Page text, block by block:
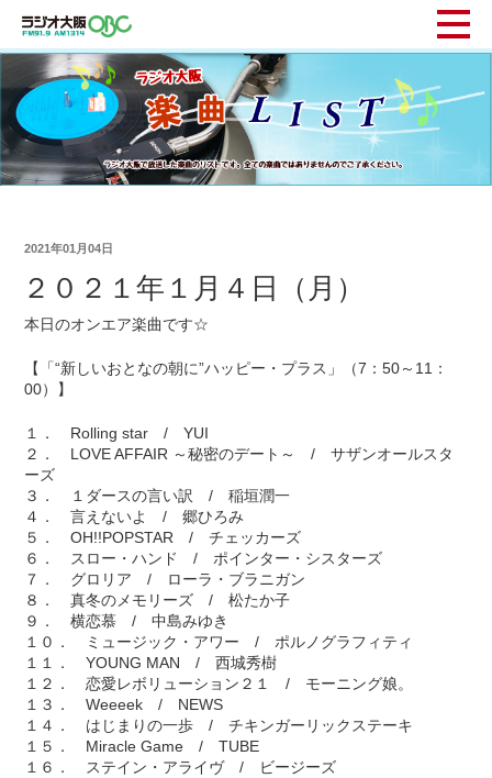
2021年01月04日
２０２１年１月４日（月）
本日のオンエア楽曲です☆
【「“新しいおとなの朝に”ハッピー・プラス」（7：50～11：
00）】
１． Rolling star / YUI
２． LOVE AFFAIR ～秘密のデート～ / サザンオールスタ
ーズ
３． １ダースの言い訳 / 稲垣潤一
４． 言えないよ / 郷ひろみ
５． OH!!POPSTAR / チェッカーズ
６． スロー・ハンド / ポインター・シスターズ
７． グロリア / ローラ・ブラニガン
８． 真冬のメモリーズ / 松たか子
９． 横恋慕 / 中島みゆき
１０． ミュージック・アワー / ポルノグラフィティ
１１． YOUNG MAN / 西城秀樹
１２． 恋愛レボリューション２１ / モーニング娘。
１３． Weeeek / NEWS
１４． はじまりの一歩 / チキンガーリックステーキ
１５． Miracle Game / TUBE
１６． ステイン・アライヴ / ビージーズ